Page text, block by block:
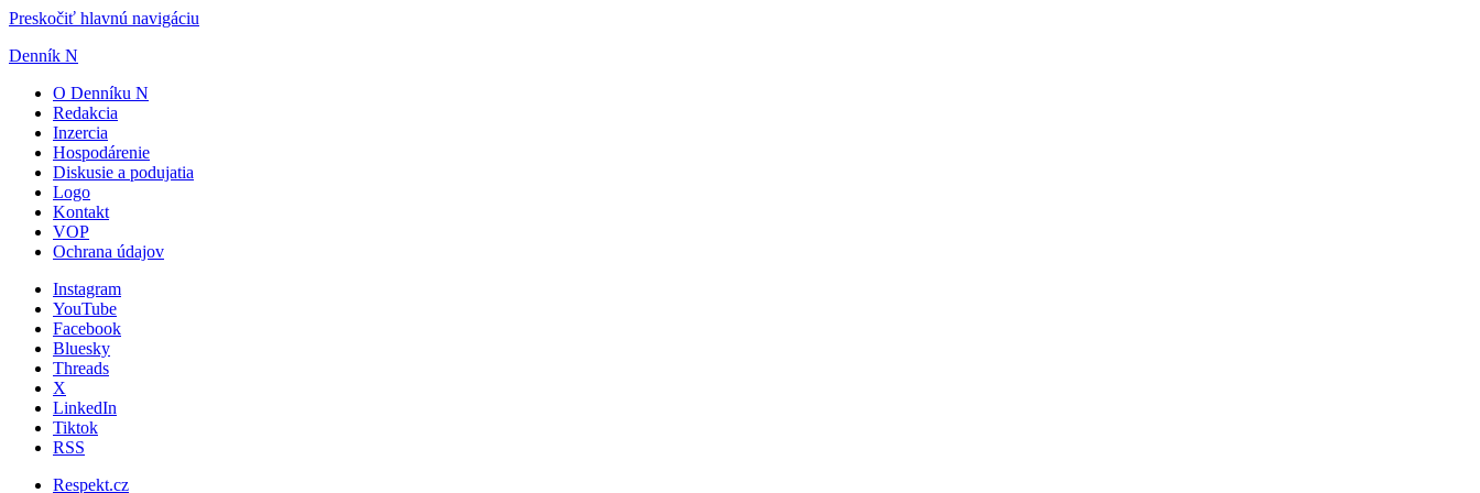
Preskočiť hlavnú navigáciu
Denník N
O Denníku N
Redakcia
Inzercia
Hospodárenie
Diskusie a podujatia
Logo
Kontakt
VOP
Ochrana údajov
Instagram
YouTube
Facebook
Bluesky
Threads
X
LinkedIn
Tiktok
RSS
Respekt.cz